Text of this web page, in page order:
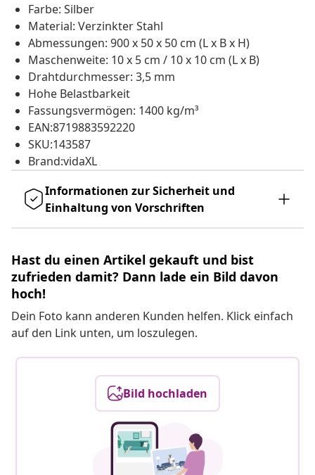
Farbe: Silber
Material: Verzinkter Stahl
Abmessungen: 900 x 50 x 50 cm (L x B x H)
Maschenweite: 10 x 5 cm / 10 x 10 cm (L x B)
Drahtdurchmesser: 3,5 mm
Hohe Belastbarkeit
Fassungsvermögen: 1400 kg/m³
EAN:8719883592220
SKU:143587
Brand:vidaXL
Informationen zur Sicherheit und
Einhaltung von Vorschriften
Hast du einen Artikel gekauft und bist
zufrieden damit? Dann lade ein Bild davon
hoch!
Dein Foto kann anderen Kunden helfen. Klick einfach
auf den Link unten, um loszulegen.
Bild hochladen